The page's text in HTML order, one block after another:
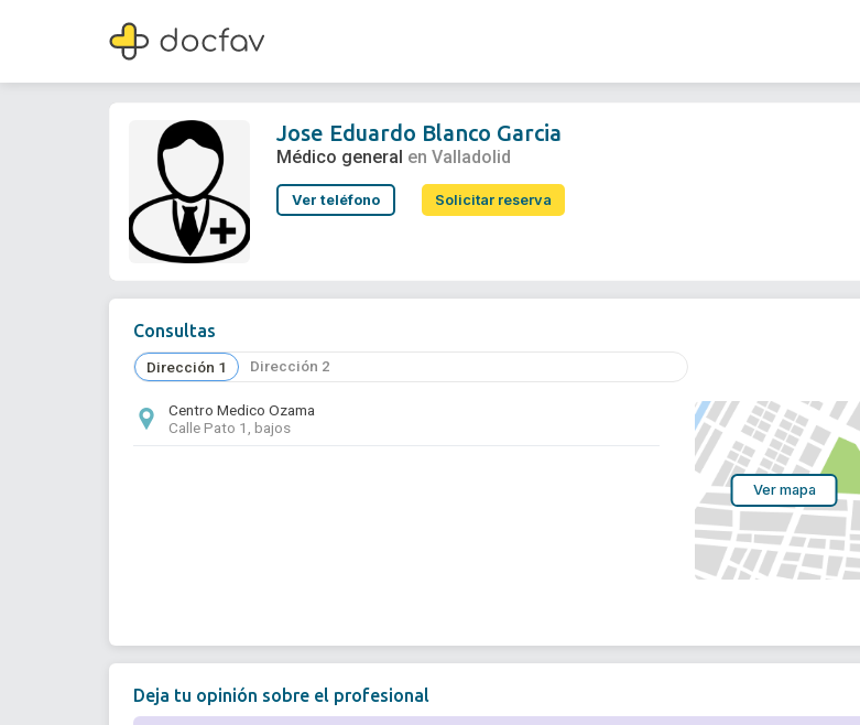
Jose Eduardo Blanco Garcia
Médico general
Jose Eduardo Blanco Garcia
Médico general en Valladolid
Ver teléfono Solicitar reserva
Consultas
Dirección 1 Dirección 2
Centro Medico Ozama
Calle Pato 1, bajos
Ver mapa
Deja tu opinión sobre el profesional